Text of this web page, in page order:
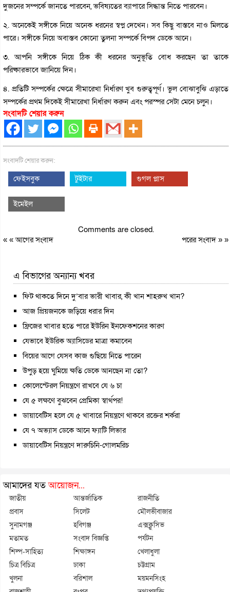
দুজনের সম্পর্কে জানতে পারবেন, ভবিষ্যতের ব্যাপারে সিদ্ধান্ত নিতে পারবেন।
২. অনেকেই সঙ্গীকে নিয়ে অনেক ধরনের স্বপ্ন দেখেন। সব কিছু বাস্তবে নাও মিলতে
পারে। সঙ্গীকে নিয়ে অবাস্তব কোনো তুলনা সম্পর্কে বিপদ ডেকে আনে।
৩. আপনি সঙ্গীকে নিয়ে ঠিক কী ধরনের অনুভূতি বোধ করছেন তা তাকে
পরিষ্কারভাবে জানিয়ে দিন।
৪. প্রতিটি সম্পর্কের ক্ষেত্রে সীমারেখা নির্ধারণ খুব গুরুত্বপূর্ণ। ভুল বোঝাবুঝি এড়াতে
সম্পর্কের প্রথম দিকেই সীমারেখা নির্ধারণ করুন এবং পরস্পর সেটা মেনে চলুন।
সংবাদটি শেয়ার করুন
সংবাদটি শেয়ার করুন:
ফেইসবুক টুইটার গুগল প্লাস
ইমেইল
Comments are closed.
« «আগের সংবাদ পরের সংবাদ» »
এ বিভাগের অন্যান্য খবর
ফিট থাকতে দিনে দু’বার ভারী খাবার, কী খান শাহরুখ খান?
আজ প্রিয়জনকে জড়িয়ে ধরার দিন
ফ্রিজের খাবার হতে পারে ইউরিন ইনফেকশনের কারণ
যেভাবে ইউরিক অ্যাসিডের মাত্রা কমাবেন
বিয়ের আগে যেসব কাজ গুছিয়ে নিতে পারেন
উপুড় হয়ে ঘুমিয়ে ক্ষতি ডেকে আনছেন না তো?
কোলেস্টেরল নিয়ন্ত্রণে রাখবে যে ৬ চা
যে ৫ লক্ষণে বুঝবেন প্রেমিকা স্বার্থপর!
ডায়াবেটিস হলে যে ৫ খাবারে নিয়ন্ত্রণে থাকবে রক্তের শর্করা
যে ৭ অভ্যাস ডেকে আনে ফ্যাটি লিভার
ডায়াবেটিস নিয়ন্ত্রণে দারুচিনি-গোলমরিচ
আমাদের যতআয়োজন...
জাতীয় আন্তর্জাতিক
রাজনীতি
প্রবাস
সিলেট
মৌলভীবাজার
সুনামগঞ্জ
হবিগঞ্জ
এক্সক্লুসিভ
মতামত
সংবাদ বিজ্ঞপ্তি
পর্যটন
শিল্প-সাহিত্য
শিক্ষাঙ্গন
খেলাধুলা
চিত্র বিচিত্র
ঢাকা
চট্টগ্রাম
খুলনা
বরিশাল
ময়মনসিংহ